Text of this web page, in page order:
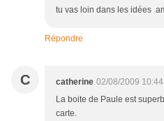
tu vas loin dans les idées
Répondre
C catherine 02/08/2009 10:44
La boite de Paule est
carte.